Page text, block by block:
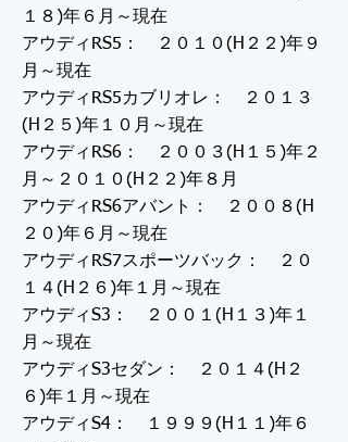
１８)年６月～現在
アウディRS5： ２０１０(H２２)年９
月～現在
アウディRS5カブリオレ： ２０１３
(H２５)年１０月～現在
アウディRS6： ２００３(H１５)年２
月～２０１０(H２２)年８月
アウディRS6アバント： ２００８(H
２０)年６月～現在
アウディRS7スポーツバック： ２０
１４(H２６)年１月～現在
アウディS3： ２００１(H１３)年１
月～現在
アウディS3セダン： ２０１４(H２
６)年１月～現在
アウディS4： １９９９(H１１)年６